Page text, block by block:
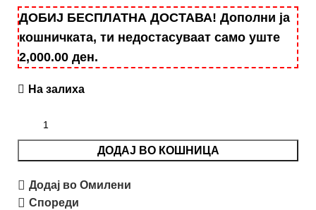
ДОБИЈ БЕСПЛАТНА ДОСТАВА! Дополни ја
кошничката, ти недостасуваат само уште
2,000.00 ден.
На залиха
ДОДАЈ ВО КОШНИЦА
Додај во Омилени
Спореди